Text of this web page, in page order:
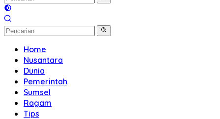
Home
Nusantara
Dunia
Pemerintah
Sumsel
Ragam
Tips